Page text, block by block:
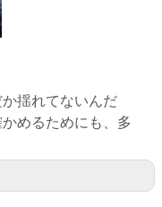
揺れてないんだ
めるためにも、多